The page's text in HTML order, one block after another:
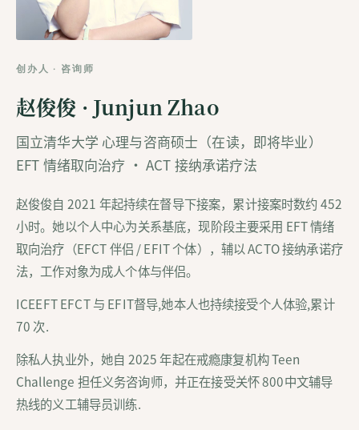
创办人 · 咨询师
赵俊俊 · Junjun Zhao
国立清华大学 心理与咨商硕士（在读，即将毕业）
EFT 情绪取向治疗 · ACT 接纳承诺疗法
赵俊俊自 2021 年起持续在督导下接案，累计接案时数约 452
小时。她以个人中心为关系基底，现阶段主要采用 EFT 情绪
取向治疗（EFCT 伴侣 / EFIT 个体），辅以 ACTO 接纳承诺疗
法，工作对象为成人个体与伴侣。
ICEEFT EFCT 与 EFIT督导,她本人也持续接受个人体验,累计
70 次.
除私人执业外，她自 2025 年起在戒瘾康复机构 Teen
Challenge 担任义务咨询师，并正在接受关怀 800中文辅导
热线的义工辅导员训练.